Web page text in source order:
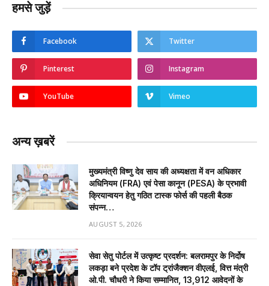
हमसे जुड़ें
Facebook Twitter
Pinterest Instagram
YouTube Vimeo
अन्य ख़बरें
मुख्यमंत्री विष्णु देव साय की अध्यक्षता में वन अधिकार
अधिनियम (FRA) एवं पेसा कानून (PESA) के प्रभावी
क्रियान्वयन हेतु गठित टास्क फोर्स की पहली बैठक
संपन्न…
AUGUST 5, 2026
सेवा सेतु पोर्टल में उत्कृष्ट प्रदर्शन: बलरामपुर के निर्दोष
लकड़ा बने प्रदेश के टॉप ट्रांजैक्शन वीएलई, वित्त मंत्री
ओ.पी. चौधरी ने किया सम्मानित, 13,912 आवेदनों के